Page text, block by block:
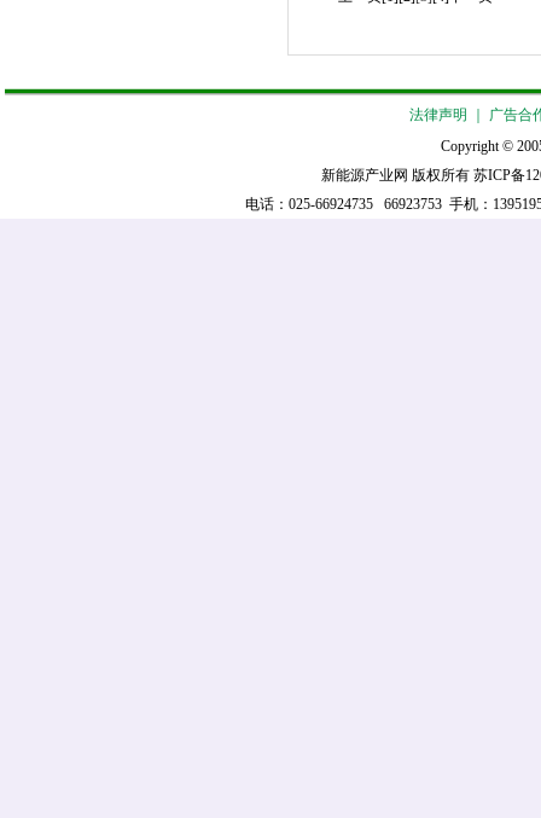
法律声明
广告合
Copyright ©
新能源产业网 版权所有 苏ICP备
电话：025-66924735 66923753 手机：